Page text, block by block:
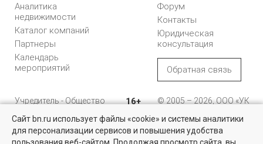
Найти квартиру - это просто!
Аналитика
недвижимости
Каталог компаний
Партнеры
Календарь
мероприятий
Форум
Контакты
Юридическая
консультация
Обратная связь
Учредитель - Общество
ответственностью
"Управляющая
компания "Бюллетень
16+
© 2005 – 2026, ООО «УК
196105, Санкт-
Петербург, пр. Юрия
Сайт bn.ru использует файлы «cookie» и системы аналитики
для персонализации сервисов и повышения удобства